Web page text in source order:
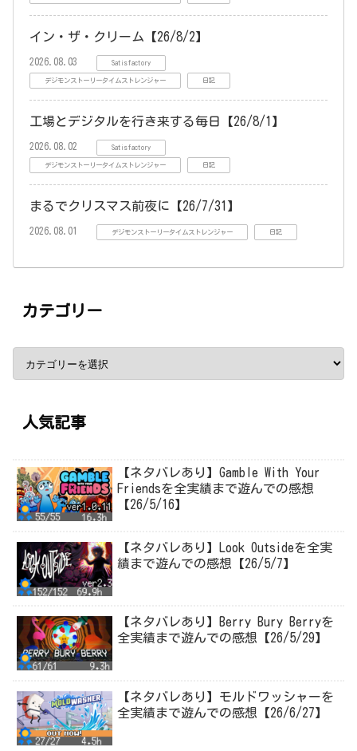
イン・ザ・クリーム【26/8/2】
2026.08.03 Satisfactory
デジモンストーリータイムストレンジャー 日記
工場とデジタルを行き来する毎日【26/8/1】
2026.08.02 Satisfactory
デジモンストーリータイムストレンジャー 日記
まるでクリスマス前夜に【26/7/31】
2026.08.01 デジモンストーリータイムストレンジャー 日記
カテゴリー
人気記事
【ネタバレあり】Gamble With Your
Friendsを全実績まで遊んでの感想
【26/5/16】
【ネタバレあり】Look Outsideを全実
績まで遊んでの感想【26/5/7】
【ネタバレあり】Berry Bury Berryを
全実績まで遊んでの感想【26/5/29】
【ネタバレあり】モルドワッシャーを
全実績まで遊んでの感想【26/6/27】